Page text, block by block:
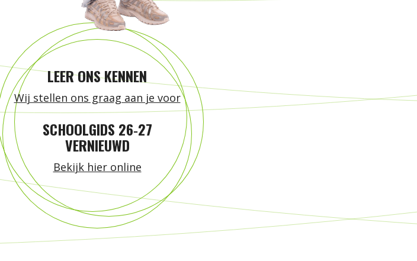
LEER ONS KENNEN
Wij stellen ons graag aan je voor
SCHOOLGIDS 26‑27
VERNIEUWD
Bekijk hier online